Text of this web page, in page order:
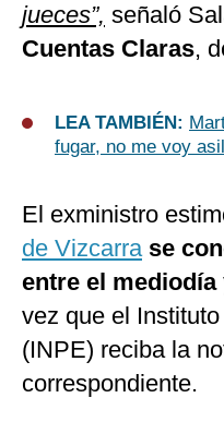
jueces”, señaló
Cuentas Claras,
LEA TAMBIÉN:
fugar, no me voy
El exministro
de Vizcarra se
entre el mediodía
vez que el
(INPE) reciba la
correspondiente.